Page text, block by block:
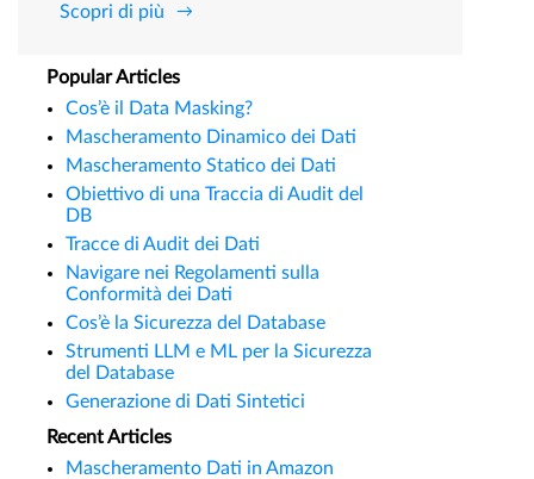
Scopri di più
Popular Articles
Cos’è il Data Masking?
Mascheramento Dinamico dei Dati
Mascheramento Statico dei Dati
Obiettivo di una Traccia di Audit del
DB
Tracce di Audit dei Dati
Navigare nei Regolamenti sulla
Conformità dei Dati
Cos’è la Sicurezza del Database
Strumenti LLM e ML per la Sicurezza
del Database
Generazione di Dati Sintetici
Recent Articles
Mascheramento Dati in Amazon